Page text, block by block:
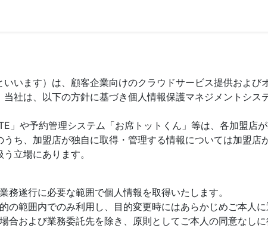
いいます）は、顧客企業向けのクラウドサービス提供およ
社は、以下の方針に基づき個人情報保護マネジメントシ
」や予約管理システム「お席トットくん」等は、各加盟店
ち、加盟店が独自に取得・管理する情報については加盟
立場にあります。
務遂行に必要な範囲で個人情報を取得いたします。
の範囲内でのみ利用し、目的変更時にはあらかじめご本人
合および業務委託先を除き、原則としてご本人の同意なし